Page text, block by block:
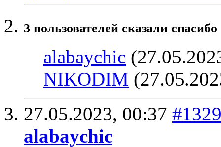
3 пользователей сказали
alabaychic
NIKODIM
27.05.2023, 00:37
alabaychic